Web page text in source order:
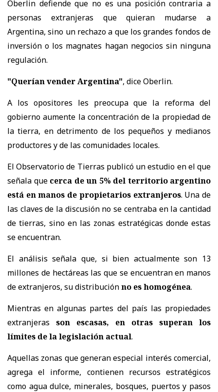
Oberlin defiende que no es una posición contraria a
personas extranjeras que quieran mudarse a
Argentina, sino un rechazo a que los grandes fondos de
inversión o los magnates hagan negocios sin ninguna
regulación.
"Querían vender Argentina", dice Oberlin.
A los opositores les preocupa que la reforma del
gobierno aumente la concentración de la propiedad de
la tierra, en detrimento de los pequeños y medianos
productores y de las comunidades locales.
El Observatorio de Tierras publicó un estudio en el que
señala que cerca de un 5% del territorio argentino
está en manos de propietarios extranjeros. Una de
las claves de la discusión no se centraba en la cantidad
de tierras, sino en las zonas estratégicas donde estas
se encuentran.
El análisis señala que, si bien actualmente son 13
millones de hectáreas las que se encuentran en manos
de extranjeros, su distribuciónno es homogénea.
Mientras en algunas partes del país las propiedades
extranjeras son escasas, en otras superan los
límites de la legislación actual.
Aquellas zonas que generan especial interés comercial,
agrega el informe, contienen recursos estratégicos
como agua dulce, minerales, bosques, puertos y pasos